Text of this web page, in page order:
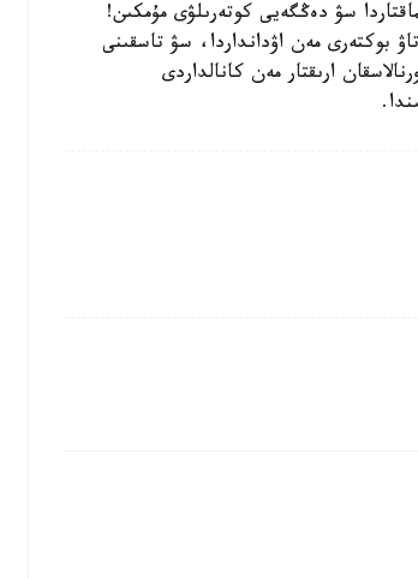
سۋ دەڭگەيى كوتەرىلۋى مۇمكىن!
بوكتەرى مەن اۋدانداردا، سۋ تاسقىنى
ارىقتار مەن كانالداردى